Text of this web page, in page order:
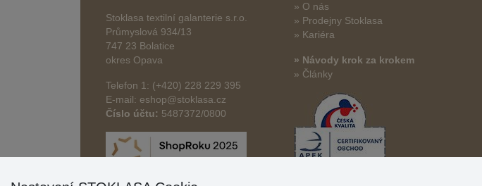
Stoklasa textilní galanterie s.r.o.
Průmyslová 934/13
747 23 Bolatice
okres Opava
Telefon 1: (+420) 228 229 395
E-mail: eshop@stoklasa.cz
Číslo účtu: 5487372/0800
» O nás
» Prodejny Stoklasa
» Kariéra
» Návody krok za krokem
» Články